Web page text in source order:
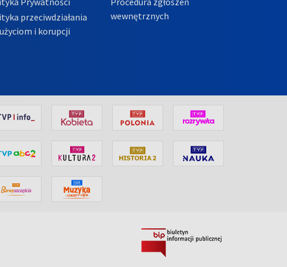
przeciwdziałania
i korupcji
wewnętrznych